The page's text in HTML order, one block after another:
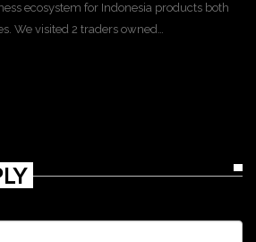
ecosystem for Indonesia products both
We visited 2 traders owned…